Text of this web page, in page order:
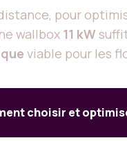
pour
wallbox 11 kW
viable pour les
choisir et